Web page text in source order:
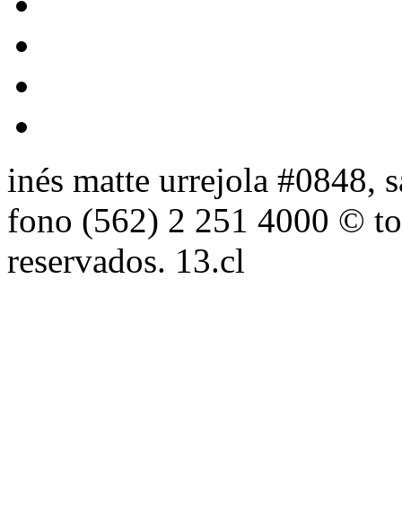
inés matte urrejola #0848,
fono (562) 2 251 4000 ©
reservados. 13.cl